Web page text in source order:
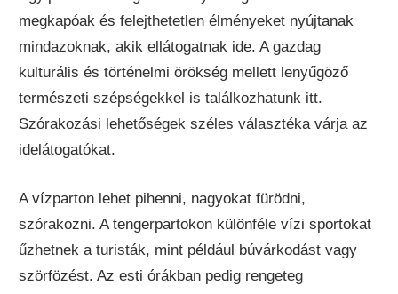
megkapóak és felejthetetlen élményeket nyújtanak
mindazoknak, akik ellátogatnak ide. A gazdag
kulturális és történelmi örökség mellett lenyűgöző
természeti szépségekkel is találkozhatunk itt.
Szórakozási lehetőségek széles választéka várja az
idelátogatókat.
A vízparton lehet pihenni, nagyokat fürödni,
szórakozni. A tengerpartokon különféle vízi sportokat
űzhetnek a turisták, mint például búvárkodást vagy
szörfözést. Az esti órákban pedig rengeteg